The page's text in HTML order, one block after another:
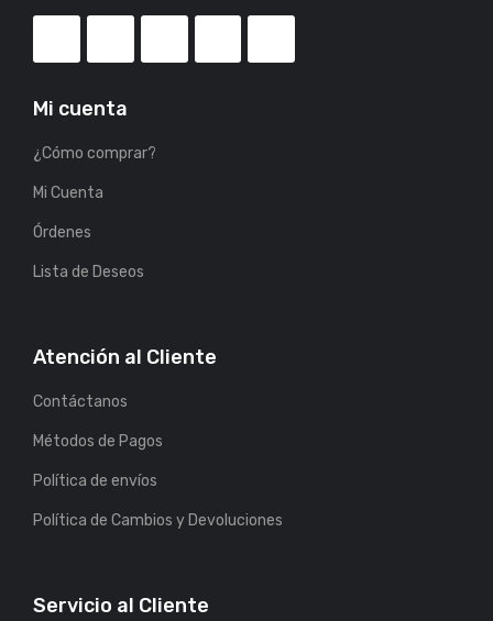
Mi cuenta
¿Cómo comprar?
Mi Cuenta
Órdenes
Lista de Deseos
Atención al Cliente
Contáctanos
Métodos de Pagos
Política de envíos
Política de Cambios y Devoluciones
Servicio al Cliente